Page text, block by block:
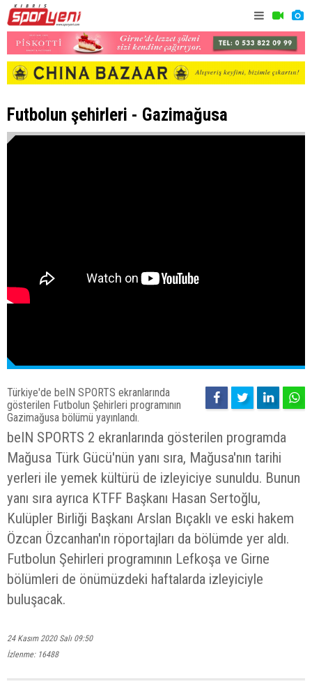
Futbolun şehirleri - Gazimağusa
Türkiye'de beIN SPORTS ekranlarında
gösterilen Futbolun Şehirleri programının
Gazimağusa bölümü yayınlandı.
beIN SPORTS 2 ekranlarında gösterilen programda
Mağusa Türk Gücü'nün yanı sıra, Mağusa'nın tarihi
yerleri ile yemek kültürü de izleyiciye sunuldu. Bunun
yanı sıra ayrıca KTFF Başkanı Hasan Sertoğlu,
Kulüpler Birliği Başkanı Arslan Bıçaklı ve eski hakem
Özcan Özcanhan'ın röportajları da bölümde yer aldı.
Futbolun Şehirleri programının Lefkoşa ve Girne
bölümleri de önümüzdeki haftalarda izleyiciyle
buluşacak.
24 Kasım 2020 Salı 09:50
İzlenme: 16488